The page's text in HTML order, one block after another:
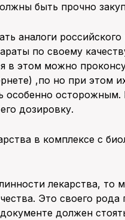
быть прочно
аналоги российского
по своему
в этом можно
,по но при этом
особенно
дозировку.
в комплексе с
лекарства, то
Это своего рода
должен